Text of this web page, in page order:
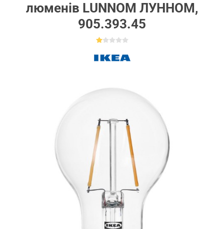
люменів LUNNOM ЛУННОМ,
905.393.45